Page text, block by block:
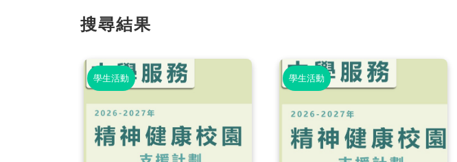
搜尋結果
學生活動 學生活動